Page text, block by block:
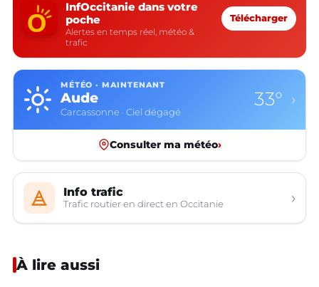
InfOccitanie dans votre
poche
Alertes en temps réel, météo &
trafic
Télécharger
MÉTÉO · MAINTENANT
Aude
Carcassonne · Ciel dégagé
33° ›
Consulter ma météo›
Info trafic
Trafic routier en direct en Occitanie ›
À lire aussi